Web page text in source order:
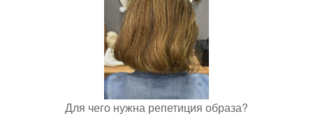
Для чего нужна репетиция образа?